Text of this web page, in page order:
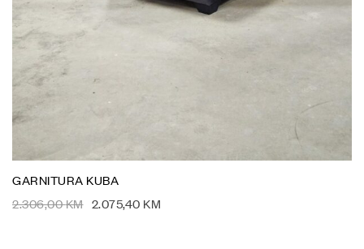
GARNITURA KUBA
2.306,00KM 2.075,40 KM